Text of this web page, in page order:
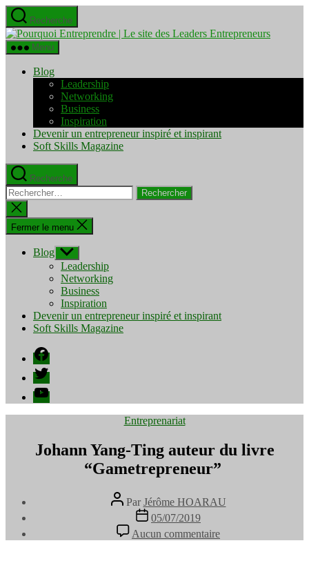
Aller
au
contenu
Recherche
Pourquoi
Menu
Blog
Leadership
Networking
Business
Inspiration
Devenir un entrepreneur inspiré et inspirant
Soft Skills Magazine
Recherche
Rechercher :
Fermer
la
recherche
Fermer le menu
Blog Afficher
le
sous-
menu
Leadership
Networking
Business
Inspiration
Devenir un entrepreneur inspiré et inspirant
Soft Skills Magazine
Facebook
Twitter
YouTube
Catégories
Entreprenariat
Johann Yang-Ting auteur du livre
“Gametrepreneur” ⁠
Auteur
de
l’article
Par Jérôme HOARAU
Date
l’article
05/07/2019
Aucun commentaire
Johann